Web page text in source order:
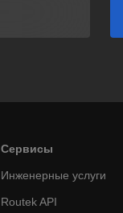
Сервисы
Инженерные услуги
Routek API